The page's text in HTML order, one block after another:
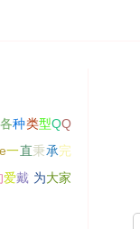
各种类型QQ
e一直秉承完
爱戴 为大家